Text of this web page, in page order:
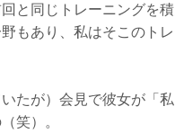
と同じトレーニングを
もあり、私はそこのト
たが）会見で彼女が「
笑）。